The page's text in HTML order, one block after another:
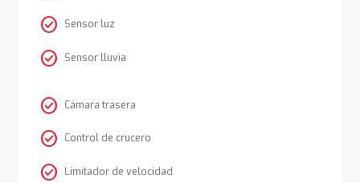
check_circle Sensor luz
check_circle Sensor lluvia
check_circle Cámara trasera
check_circle Control de crucero
check_circle Limitador de velocidad